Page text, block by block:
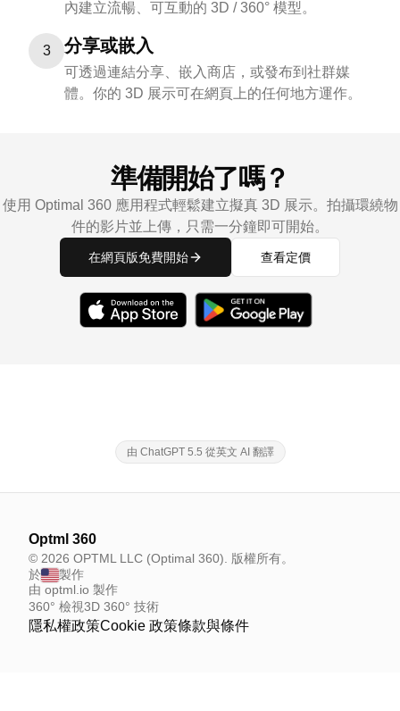
內建立流暢、可互動的 3D / 360° 模型。
3 分享或嵌入
可透過連結分享、嵌入商店，或發布到社群媒
體。你的 3D 展示可在網頁上的任何地方運作。
準備開始了嗎？
使用 Optimal 360 應用程式輕鬆建立擬真 3D 展示。拍攝環繞物
件的影片並上傳，只需一分鐘即可開始。
在網頁版免費開始 查看定價
由 ChatGPT 5.5 從英文 AI 翻譯
Optml 360
© 2026 OPTML LLC (Optimal 360). 版權所有。
於
製作
由 optml.io 製作
360° 檢視3D 360° 技術
隱私權政策Cookie 政策條款與條件